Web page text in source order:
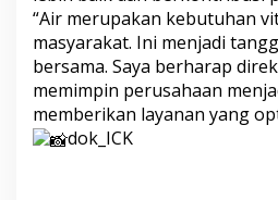
i
r
i
n
u
“Air merupakan kebutuhan
masyarakat. Ini menjadi
bersama. Saya berharap
memimpin perusahaan
memberikan layanan yang
dok_ICK